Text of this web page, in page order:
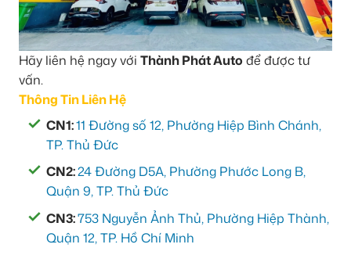
Hãy liên hệ ngay với Thành Phát Auto để được tư
vấn.
Thông Tin Liên Hệ
CN1:11 Đường số 12, Phường Hiệp Bình Chánh,
TP. Thủ Đức
CN2:24 Đường D5A, Phường Phước Long B,
Quận 9, TP. Thủ Đức
CN3:753 Nguyễn Ảnh Thủ, Phường Hiệp Thành,
Quận 12, TP. Hồ Chí Minh